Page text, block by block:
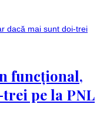
funcțional,
pe la PNL